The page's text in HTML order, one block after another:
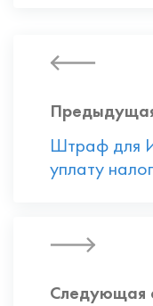
Предыдущая
Штраф для
уплату
Следующая